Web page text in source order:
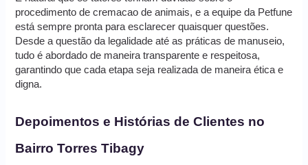
procedimento de cremacao de animais, e a equipe da Petfune
está sempre pronta para esclarecer quaisquer questões.
Desde a questão da legalidade até as práticas de manuseio,
tudo é abordado de maneira transparente e respeitosa,
garantindo que cada etapa seja realizada de maneira ética e
digna.
Depoimentos e Histórias de Clientes no
Bairro Torres Tibagy